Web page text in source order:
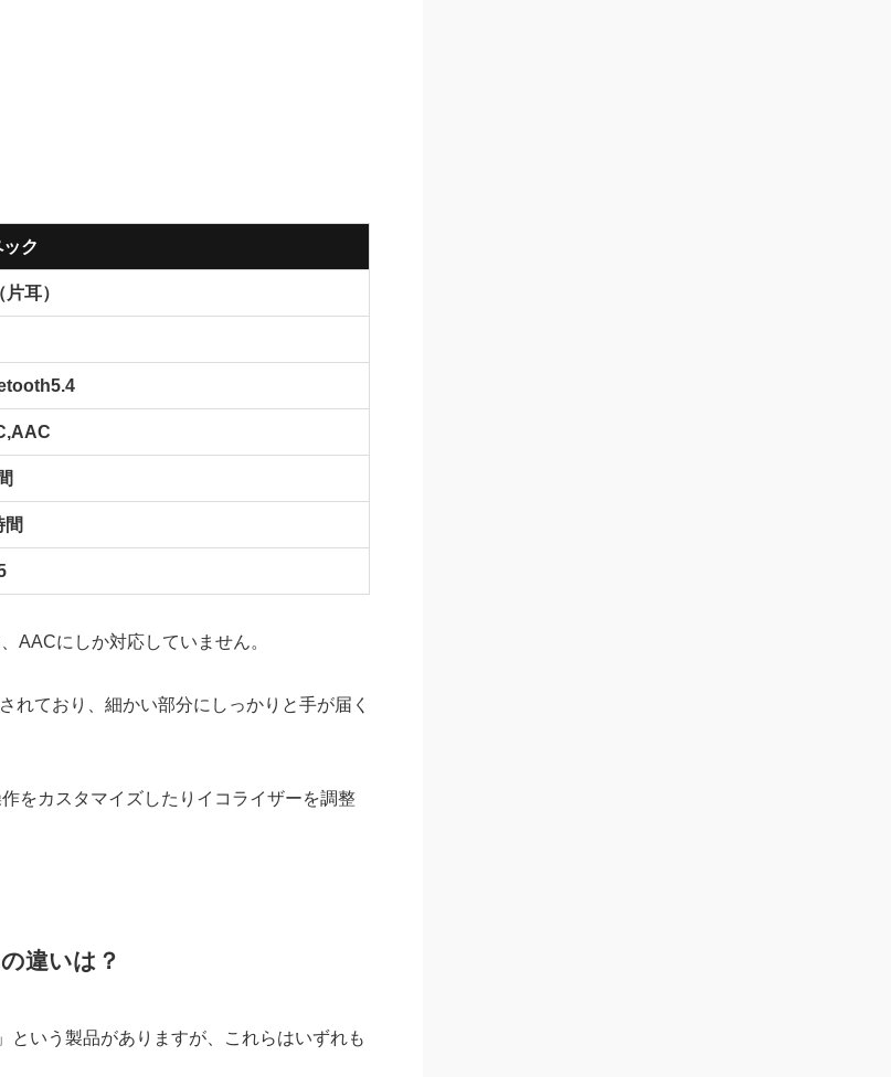
ク
耳）
間
AACにしか対応していません。
れており、細かい部分にしっかりと手が届く
をカスタマイズしたりイコライザーを調整
違いは？
という製品がありますが、これらはいずれも